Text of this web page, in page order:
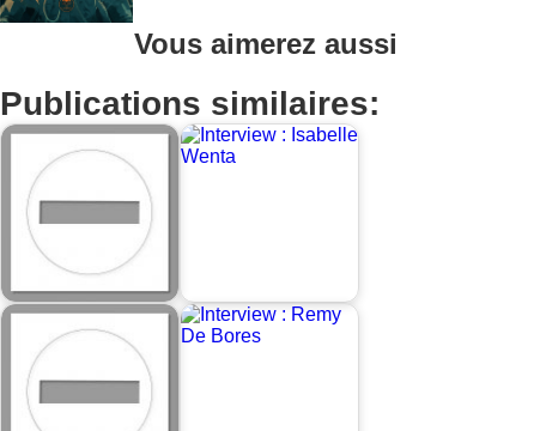
Vous aimerez aussi
Publications similaires: